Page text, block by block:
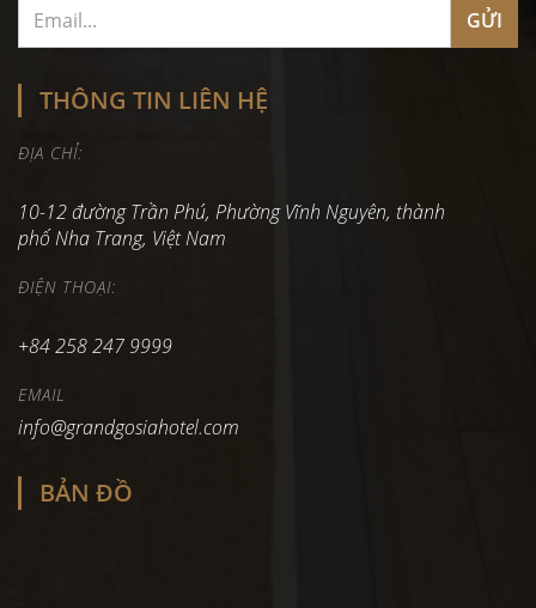
GỬI
THÔNG TIN LIÊN HỆ
ĐỊA CHỈ:
10-12 đường Trần Phú, Phường Vĩnh Nguyên, thành
phố Nha Trang, Việt Nam
ĐIỆN THOẠI:
+84 258 247 9999
EMAIL
info@grandgosiahotel.com
BẢN ĐỒ